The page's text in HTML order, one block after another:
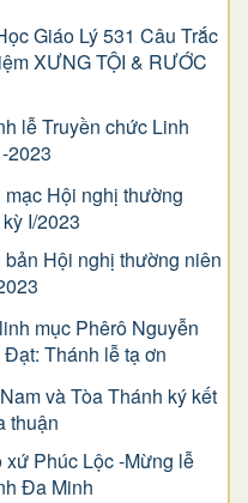
Giáo Lý 531 Câu Trắc
XƯNG TỘI & RƯỚC
lễ Truyền chức Linh
2023
mạc Hội nghị thường
I/2023
bản Hội nghị thường niên
mục Phêrô Nguyễn
Thánh lễ tạ ơn
và Tòa Thánh ký kết
thuận
xứ Phúc Lộc -Mừng lễ
Đa Minh